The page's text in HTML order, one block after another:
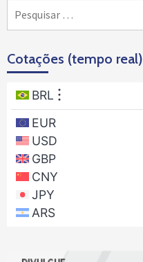
por:
Cotações (tempo real)